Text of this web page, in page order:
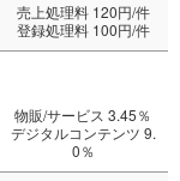
売上処理料 120円/件
登録処理料 100円/件
物販/サービス 3.45％
デジタルコンテンツ 9.
0％